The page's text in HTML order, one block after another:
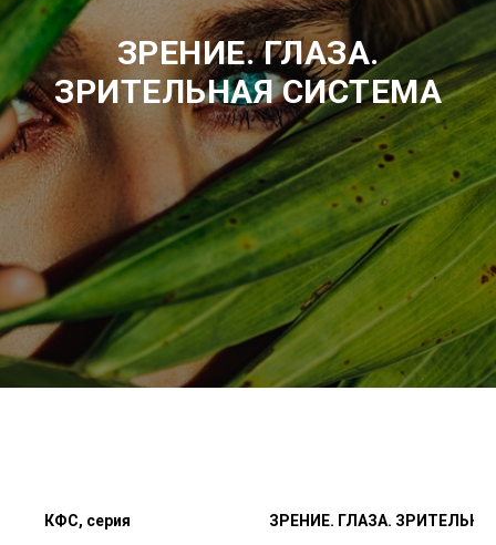
ЗРЕНИЕ. ГЛАЗА.
ЗРИТЕЛЬНАЯ СИСТЕМА
КФС, серия ЗРЕНИЕ. ГЛАЗА.